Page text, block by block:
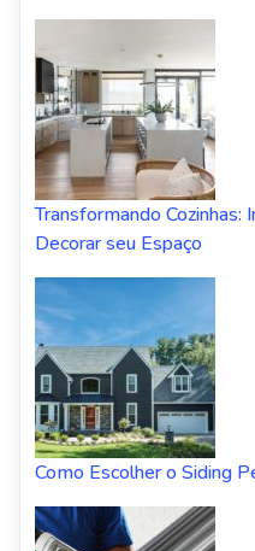
Transformando Cozinhas:
Decorar seu Espaço
Como Escolher o Siding